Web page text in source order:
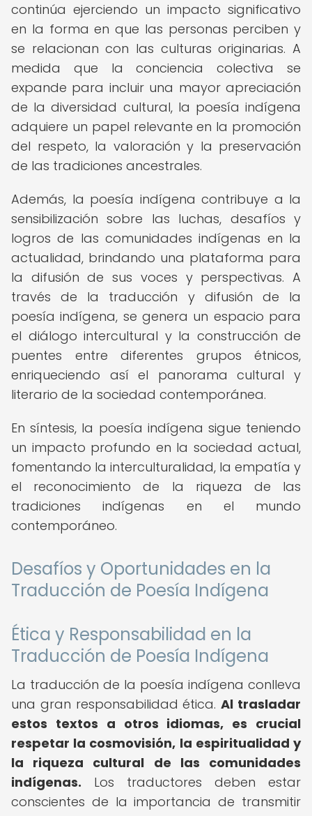
continúa ejerciendo un impacto significativo
en la forma en que las personas perciben y
se relacionan con las culturas originarias. A
medida que la conciencia colectiva se
expande para incluir una mayor apreciación
de la diversidad cultural, la poesía indígena
adquiere un papel relevante en la promoción
del respeto, la valoración y la preservación
de las tradiciones ancestrales.
Además, la poesía indígena contribuye a la
sensibilización sobre las luchas, desafíos y
logros de las comunidades indígenas en la
actualidad, brindando una plataforma para
la difusión de sus voces y perspectivas. A
través de la traducción y difusión de la
poesía indígena, se genera un espacio para
el diálogo intercultural y la construcción de
puentes entre diferentes grupos étnicos,
enriqueciendo así el panorama cultural y
literario de la sociedad contemporánea.
En síntesis, la poesía indígena sigue teniendo
un impacto profundo en la sociedad actual,
fomentando la interculturalidad, la empatía y
el reconocimiento de la riqueza de las
tradiciones indígenas en el mundo
contemporáneo.
Desafíos y Oportunidades en la
Traducción de Poesía Indígena
Ética y Responsabilidad en la
Traducción de Poesía Indígena
La traducción de la poesía indígena conlleva
una gran responsabilidad ética.Al trasladar
estos textos a otros idiomas, es crucial
respetar la cosmovisión, la espiritualidad y
la riqueza cultural de las comunidades
indígenas. Los traductores deben estar
conscientes de la importancia de transmitir